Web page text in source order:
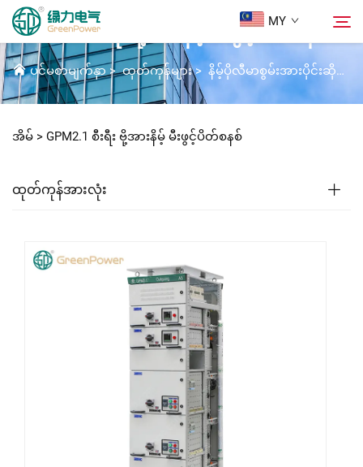
MY
ထုတ်ကုန်များ
ကျွန်ုပ်တို့အကြောင်း
ဖြေရှင်းချက်များ
ကျွန်ုပ်တို့အား ဆက်သွယ်ရန်
GPM2.1 စီးရီး ဗို့အားနိမ့် မီးဖွင့်ပိတ်စနစ်
ပင်မစာမျက်နှာ >ထုတ်ကုန်များ> နိမ့်ပိုလီမာစွမ်းအားပိုင်းဆိုင်ရာ ပစ္စည်းကိရိယာများ
အိမ် > GPM2.1 စီးရီး ဗို့အားနိမ့် မီးဖွင့်ပိတ်စနစ်
ထုတ်ကုန်အားလုံး